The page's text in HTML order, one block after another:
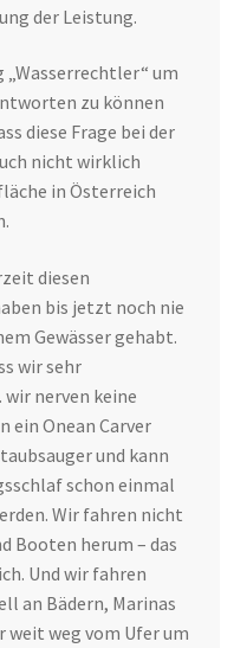
der Leistung.
„Wasserrechtler“ um
zu können
diese Frage bei der
nicht wirklich
in Österreich
diesen
bis jetzt noch nie
Gewässer gehabt.
wir sehr
nerven keine
ein Onean Carver
und kann
schon einmal
Wir fahren nicht
Booten herum – das
Und wir fahren
an Bädern, Marinas
weit weg vom Ufer um